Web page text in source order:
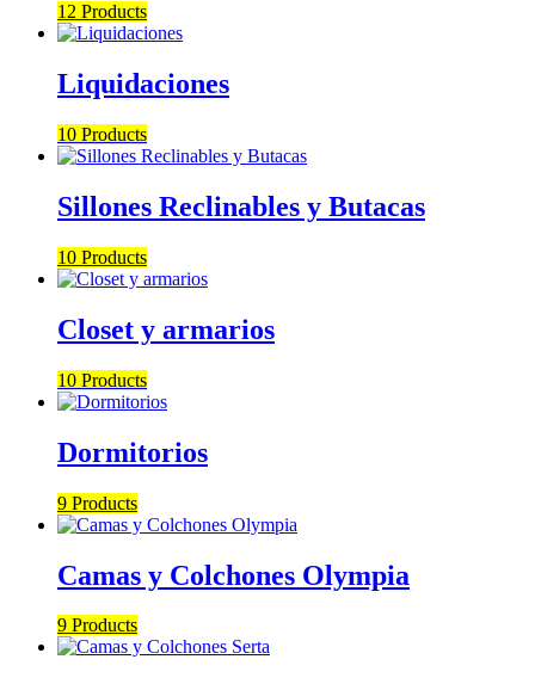
12 Products
Liquidaciones
10 Products
Sillones Reclinables y Butacas
10 Products
Closet y armarios
10 Products
Dormitorios
9 Products
Camas y Colchones Olympia
9 Products